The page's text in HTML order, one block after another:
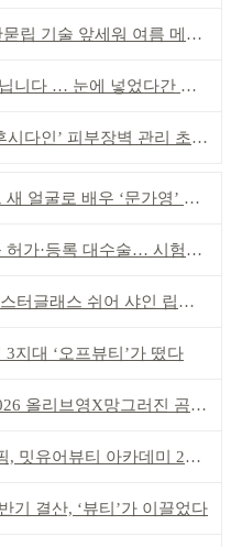
술 앞세워 여름 메이크업 시장 공략
다 … 눈에 넣었다간 각막 손상
인’ 피부장벽 관리 초점 ‘리브랜딩’
얼굴로 배우 ‘문가영’ 발탁
등록 대수술… 시험자료 공용 허용
글래스 쉬어 샤인 립스틱’ 출시
3지대 ‘오프뷰티’가 떴다
올리브영X망그러진 곰 콜라보
유어뷰티 아카데미 2기 발대식
기 결산, ‘뷰티’가 이끌었다